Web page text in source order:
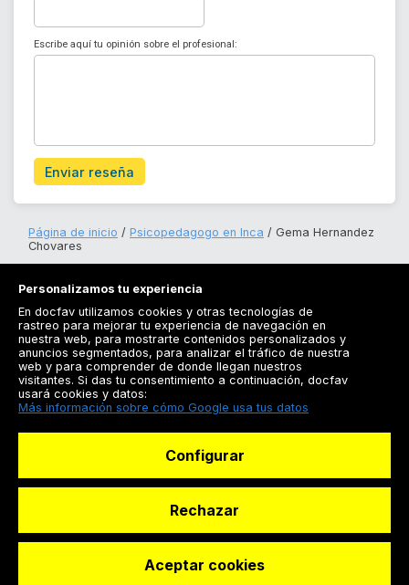
Escribe aquí tu opinión sobre el profesional:
Enviar reseña
Página de inicio Psicopedagogo en Inca
Gema Hernandez
Chovares
Registrarse
Docfav
© Dashboard Technologies S.L
Personalizamos tu experiencia
En docfav utilizamos cookies y otras tecnologías de
rastreo para mejorar tu experiencia de navegación en
nuestra web, para mostrarte contenidos personalizados y
anuncios segmentados, para analizar el tráfico de nuestra
web y para comprender de donde llegan nuestros
visitantes. Si das tu consentimiento a continuación, docfav
usará cookies y datos:
Más información sobre cómo Google usa tus datos
Configurar
Rechazar
Aceptar cookies